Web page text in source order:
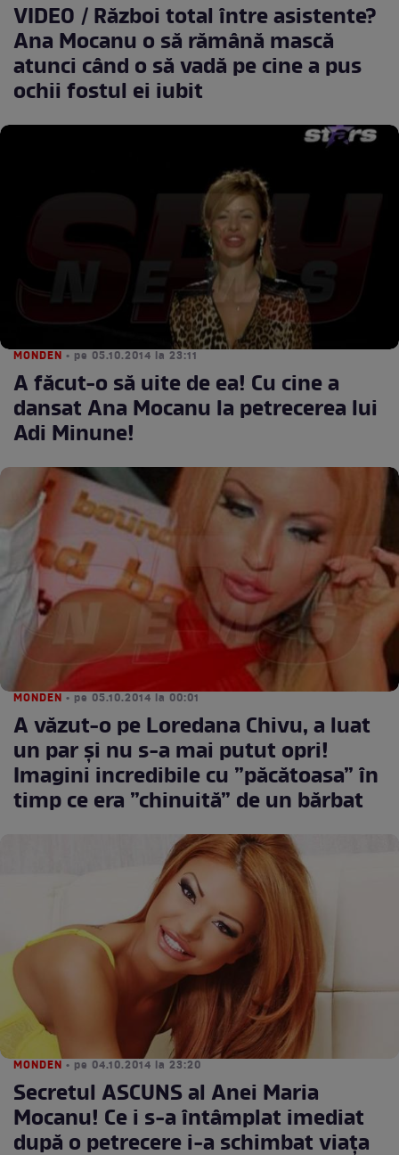
VIDEO / Război total între asistente?
Ana Mocanu o să rămână mască
atunci când o să vadă pe cine a pus
ochii fostul ei iubit
MONDEN • pe 05.10.2014 la 23:11
A făcut-o să uite de ea! Cu cine a
dansat Ana Mocanu la petrecerea lui
Adi Minune!
MONDEN • pe 05.10.2014 la 00:01
A văzut-o pe Loredana Chivu, a luat
un par și nu s-a mai putut opri!
Imagini incredibile cu ”păcătoasa” în
timp ce era ”chinuită” de un bărbat
MONDEN • pe 04.10.2014 la 23:20
Secretul ASCUNS al Anei Maria
Mocanu! Ce i s-a întâmplat imediat
după o petrecere i-a schimbat viaţa